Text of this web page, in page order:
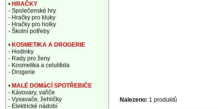
Nalezeno: 1 produktů
• HRAČKY
- Společenské hry
- Hračky pro kluky
- Hračky pro holky
- Školní potřeby
• KOSMETIKA A DROGERIE
- Hodinky
- Rady pro ženy
- Kosmetika a celulitida
- Drogerie
• MALÉ DOMàCÍ SPOTŘEBIČE
- Kávovary, vařiče
- Vysavače, žehličky
- Elektrické nádobí